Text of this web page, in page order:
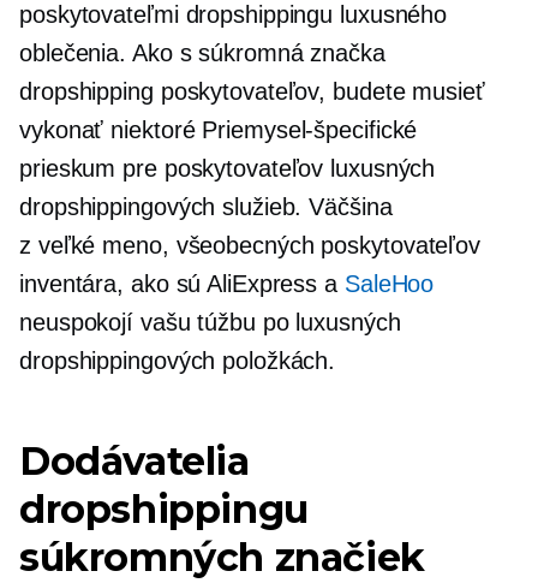
poskytovateľmi dropshippingu luxusného
oblečenia. Ako ssúkromná značka
dropshipping poskytovateľov, budete musieť
vykonať niektoré Priemysel-špecifické
prieskum pre poskytovateľov luxusných
dropshippingových služieb. Väčšina
z veľké meno, všeobecných poskytovateľov
inventára, ako sú AliExpress a SaleHoo
neuspokojí vašu túžbu po luxusných
dropshippingových položkách.
Dodávatelia
dropshippingu
súkromných značiek